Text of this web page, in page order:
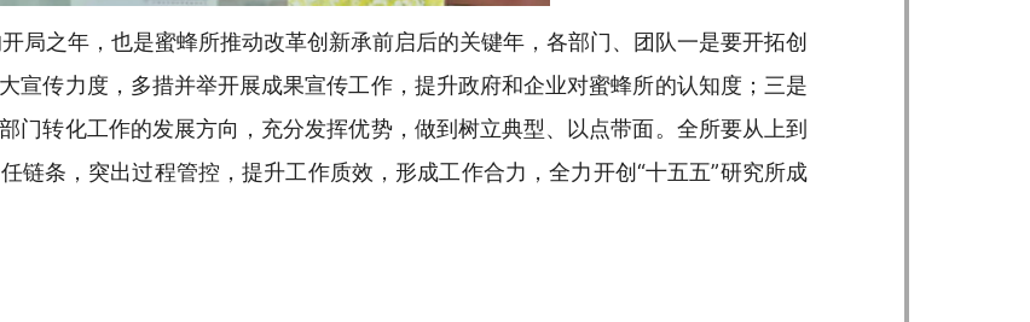
局之年，也是蜜蜂所推动改革创新承前启后的关键年，各部门、团队一是要开拓创
宣传力度，多措并举开展成果宣传工作，提升政府和企业对蜜蜂所的认知度；三是
门转化工作的发展方向，充分发挥优势，做到树立典型、以点带面。全所要从上到
链条，突出过程管控，提升工作质效，形成工作合力，全力开创“十五五”研究所成